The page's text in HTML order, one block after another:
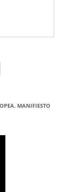
MANIFIESTO